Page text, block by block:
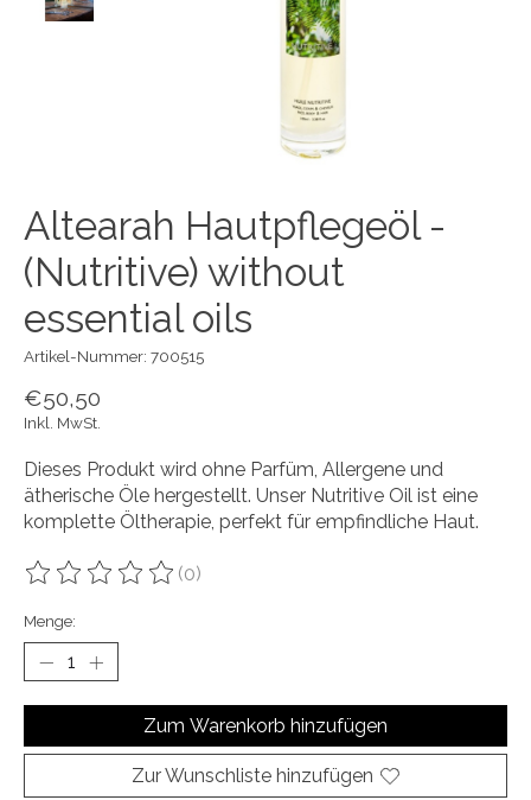
Altearah Hautpflegeöl -
(Nutritive) without
essential oils
Artikel-Nummer: 700515
€50,50
Inkl. MwSt.
Dieses Produkt wird ohne Parfüm, Allergene und
ätherische Öle hergestellt. Unser Nutritive Oil ist eine
komplette Öltherapie, perfekt für empfindliche Haut.
Die Bewertung dieses Produkts ist
(0)
Menge:
Zum Warenkorb hinzufügen
Zur Wunschliste hinzufügen